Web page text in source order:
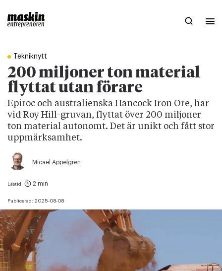
Tekniknytt
200 miljoner ton material
flyttat utan förare
Epiroc och australienska Hancock Iron Ore, har
vid Roy Hill-gruvan, flyttat över 200 miljoner
ton material autonomt. Det är unikt och fått stor
uppmärksamhet.
Micael Appelgren
Publicerad: 2025-08-08
Lästid: 2 min